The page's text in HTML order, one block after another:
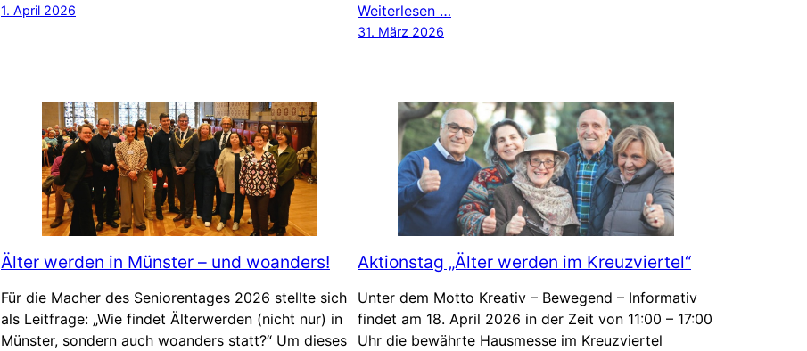
1. April 2026 Weiterlesen …
31. März 2026
Älter werden in Münster – und woanders!
Für die Macher des Seniorentages 2026 stellte sich
als Leitfrage: „Wie findet Älterwerden (nicht nur) in
Münster, sondern auch woanders statt?“ Um dieses
Aktionstag „Älter werden im Kreuzviertel“
Unter dem Motto Kreativ – Bewegend – Informativ
findet am 18. April 2026 in der Zeit von 11:00 – 17:00
Uhr die bewährte Hausmesse im Kreuzviertel